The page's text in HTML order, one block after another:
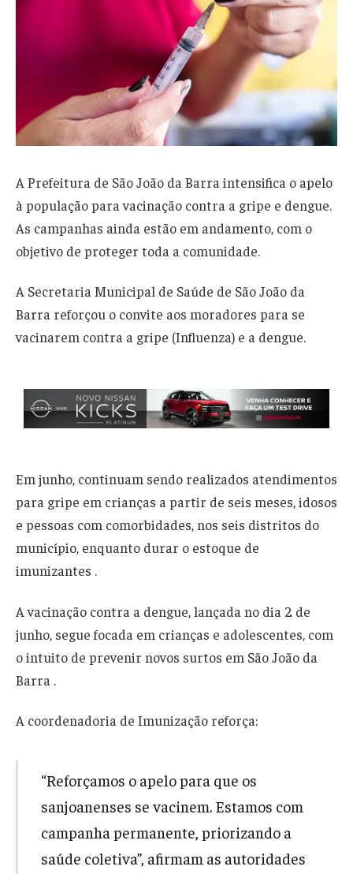
A Prefeitura de São João da Barra intensifica o apelo
à população para vacinação contra a gripe e dengue.
As campanhas ainda estão em andamento, com o
objetivo de proteger toda a comunidade.
A Secretaria Municipal de Saúde de São João da
Barra reforçou o convite aos moradores para se
vacinarem contra a gripe (Influenza) e a dengue.
Em junho, continuam sendo realizados atendimentos
para gripe em crianças a partir de seis meses, idosos
e pessoas com comorbidades, nos seis distritos do
município, enquanto durar o estoque de
imunizantes .
A vacinação contra a dengue, lançada no dia 2 de
junho, segue focada em crianças e adolescentes, com
o intuito de prevenir novos surtos em São João da
Barra .
A coordenadoria de Imunização reforça:
“Reforçamos o apelo para que os
sanjoanenses se vacinem. Estamos com
campanha permanente, priorizando a
saúde coletiva”, afirmam as autoridades